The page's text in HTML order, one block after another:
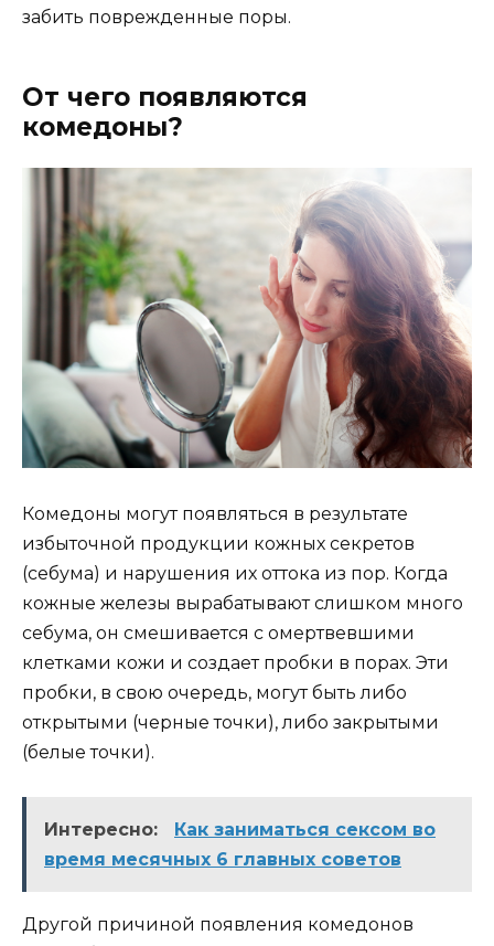
забить поврежденные поры.
От чего появляются
комедоны?
Комедоны могут появляться в результате
избыточной продукции кожных секретов
(себума) и нарушения их оттока из пор. Когда
кожные железы вырабатывают слишком много
себума, он смешивается с омертвевшими
клетками кожи и создает пробки в порах. Эти
пробки, в свою очередь, могут быть либо
открытыми (черные точки), либо закрытыми
(белые точки).
Интересно:
Как заниматься сексом во
время месячных 6 главных советов
Другой причиной появления комедонов